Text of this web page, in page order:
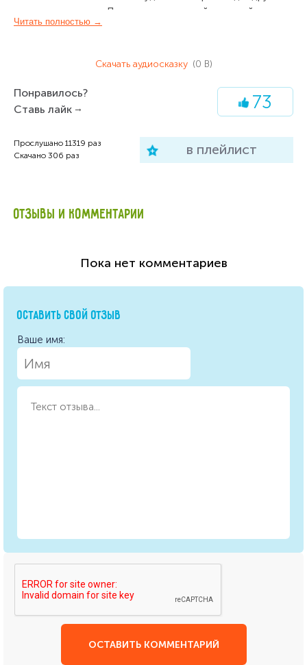
Поэтому и ваш старый знакомый -
Композитор М. Парцхаладзе
Мальчик – Т.Мурина
Карлсон – С. Мишулин
Художественный руководитель В.
Редактор М. Бутырская
Читать полностью →
Скачать аудиосказку (0 B)
Понравилось?
Ставь лайк
73
Прослушано 11319 раз
Скачано 306 раз в плейлист
ОТЗЫВЫ И КОММЕНТАРИИ
Пока нет комментариев
ОСТАВИТЬ СВОЙ ОТЗЫВ
Ваше имя:
ОСТАВИТЬ КОММЕНТАРИЙ